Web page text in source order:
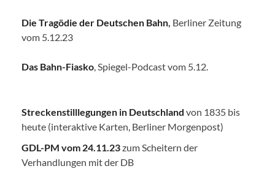
Die Tragödie der Deutschen Bahn, Berliner Zeitung
vom 5.12.23
Das Bahn-Fiasko, Spiegel-Podcast vom 5.12.
Streckenstilllegungen in Deutschland von 1835 bis
heute (interaktive Karten, Berliner Morgenpost)
GDL-PM vom 24.11.23zum Scheitern der
Verhandlungen mit der DB